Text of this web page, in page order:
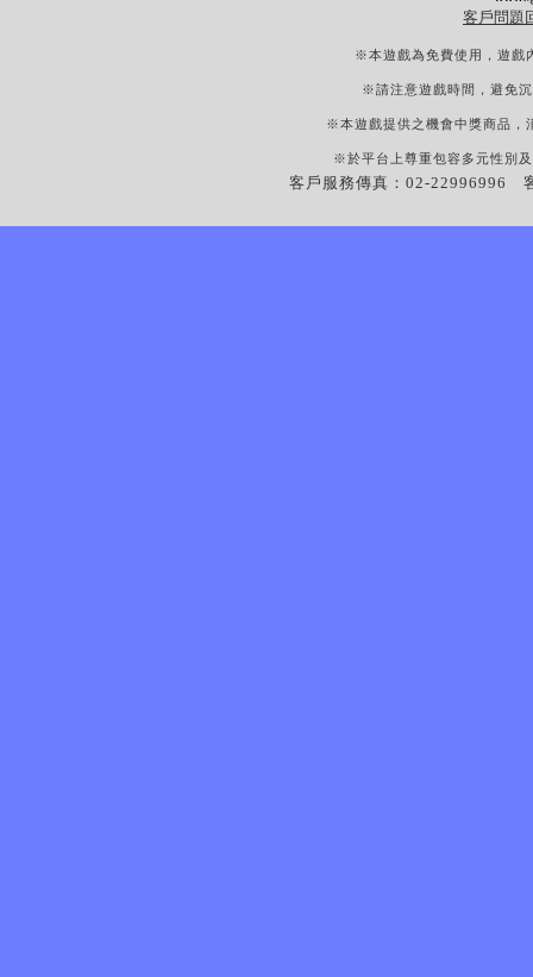
客戶問題
※本遊戲為免費使用，遊戲
※請注意遊戲時間，避免
※本遊戲提供之機會中獎商品，
※於平台上尊重包容多元性別
客戶服務傳真：02-22996996